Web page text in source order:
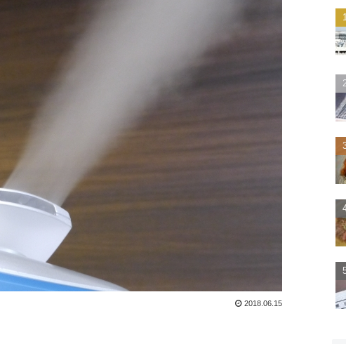
2018.06.15